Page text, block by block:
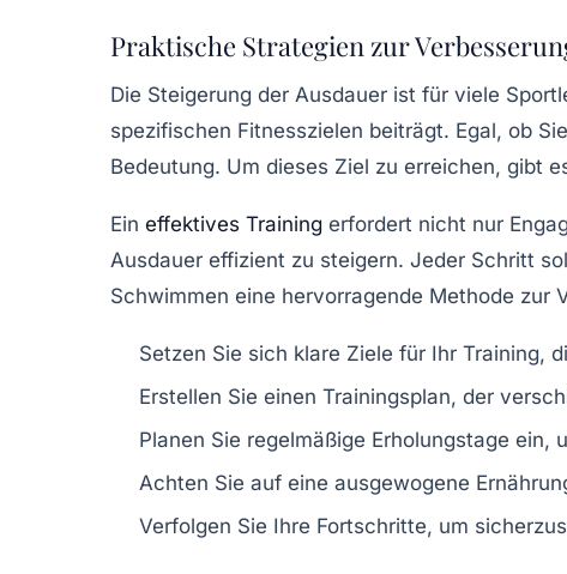
Praktische Strategien zur
Die Steigerung der Ausdauer ist für viele
spezifischen Fitnesszielen beiträgt. Egal, ob Sie
Bedeutung. Um dieses Ziel zu erreichen, gibt
Ein effektives Training erfordert nicht nur
Ausdauer effizient zu steigern. Jeder Schritt
Schwimmen eine hervorragende Methode zur
Setzen Sie sich klare Ziele für Ihr Training,
Erstellen Sie einen Trainingsplan, der
Planen Sie regelmäßige Erholungstage ein,
Achten Sie auf eine ausgewogene
Verfolgen Sie Ihre Fortschritte, um